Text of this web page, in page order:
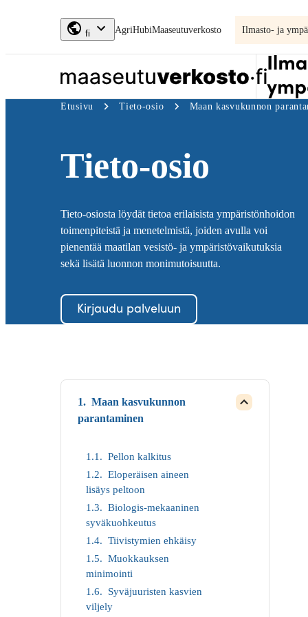
fi AgriHubiMaaseutuverkosto Ilmasto- ja
Ilmastosuunnitelma
Etusivu Tieto-osio Maan kasvukunnon
Tieto-osio
Tieto-osiosta löydät tietoa erilaisista ympäristönhoidon
toimenpiteistä ja menetelmistä, joiden avulla voi
pienentää maatilan vesistö- ja ympäristövaikutuksia
sekä lisätä luonnon monimutoisuutta.
Kirjaudu palveluun
Maan kasvukunnon
parantaminen
Open
Pellon kalkitus
Eloperäisen aineen
lisäys peltoon
Biologis-mekaaninen
syväkuohkeutus
Tiivistymien ehkäisy
Muokkauksen
minimointi
Syväjuuristen kasvien
viljely